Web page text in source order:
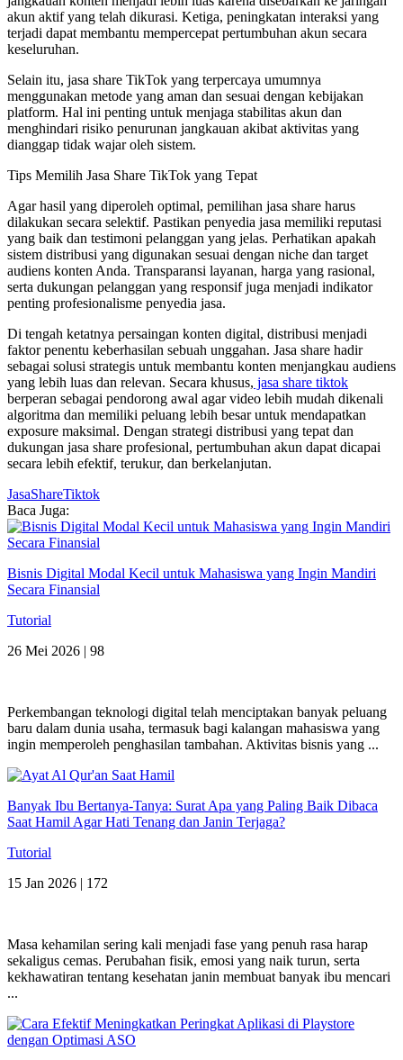
akun aktif yang telah dikurasi. Ketiga, peningkatan interaksi yang
terjadi dapat membantu mempercepat pertumbuhan akun secara
keseluruhan.
Selain itu, jasa share TikTok yang terpercaya umumnya
menggunakan metode yang aman dan sesuai dengan kebijakan
platform. Hal ini penting untuk menjaga stabilitas akun dan
menghindari risiko penurunan jangkauan akibat aktivitas yang
dianggap tidak wajar oleh sistem.
Tips Memilih Jasa Share TikTok yang Tepat
Agar hasil yang diperoleh optimal, pemilihan jasa share harus
dilakukan secara selektif. Pastikan penyedia jasa memiliki reputasi
yang baik dan testimoni pelanggan yang jelas. Perhatikan apakah
sistem distribusi yang digunakan sesuai dengan niche dan target
audiens konten Anda. Transparansi layanan, harga yang rasional,
serta dukungan pelanggan yang responsif juga menjadi indikator
penting profesionalisme penyedia jasa.
Di tengah ketatnya persaingan konten digital, distribusi menjadi
faktor penentu keberhasilan sebuah unggahan. Jasa share hadir
sebagai solusi strategis untuk membantu konten menjangkau audiens
yang lebih luas dan relevan. Secara khusus, jasa share tiktok
berperan sebagai pendorong awal agar video lebih mudah dikenali
algoritma dan memiliki peluang lebih besar untuk mendapatkan
exposure maksimal. Dengan strategi distribusi yang tepat dan
dukungan jasa share profesional, pertumbuhan akun dapat dicapai
secara lebih efektif, terukur, dan berkelanjutan.
JasaShareTiktok
Baca Juga:
Bisnis Digital Modal Kecil untuk Mahasiswa yang Ingin Mandiri
Secara Finansial
Tutorial
26 Mei 2026 | 98
Perkembangan teknologi digital telah menciptakan banyak peluang
baru dalam dunia usaha, termasuk bagi kalangan mahasiswa yang
ingin memperoleh penghasilan tambahan. Aktivitas bisnis yang ...
Banyak Ibu Bertanya-Tanya: Surat Apa yang Paling Baik Dibaca
Saat Hamil Agar Hati Tenang dan Janin Terjaga?
Tutorial
15 Jan 2026 | 172
Masa kehamilan sering kali menjadi fase yang penuh rasa harap
sekaligus cemas. Perubahan fisik, emosi yang naik turun, serta
kekhawatiran tentang kesehatan janin membuat banyak ibu mencari
...